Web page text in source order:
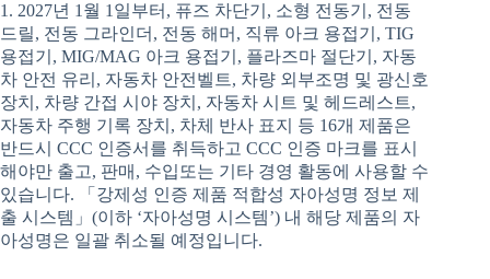
1. 2027년 1월 1일부터, 퓨즈 차단기, 소형 전동기, 전동
드릴, 전동 그라인더, 전동 해머, 직류 아크 용접기, TIG
용접기, MIG/MAG 아크 용접기, 플라즈마 절단기, 자동
차 안전 유리, 자동차 안전벨트, 차량 외부조명 및 광신호
장치, 차량 간접 시야 장치, 자동차 시트 및 헤드레스트,
자동차 주행 기록 장치, 차체 반사 표지 등 16개 제품은
반드시 CCC 인증서를 취득하고 CCC 인증 마크를 표시
해야만 출고, 판매, 수입또는 기타 경영 활동에 사용할 수
있습니다. 「강제성 인증 제품 적합성 자아성명 정보 제
출 시스템」(이하 ‘자아성명 시스템’) 내 해당 제품의 자
아성명은 일괄 취소될 예정입니다.